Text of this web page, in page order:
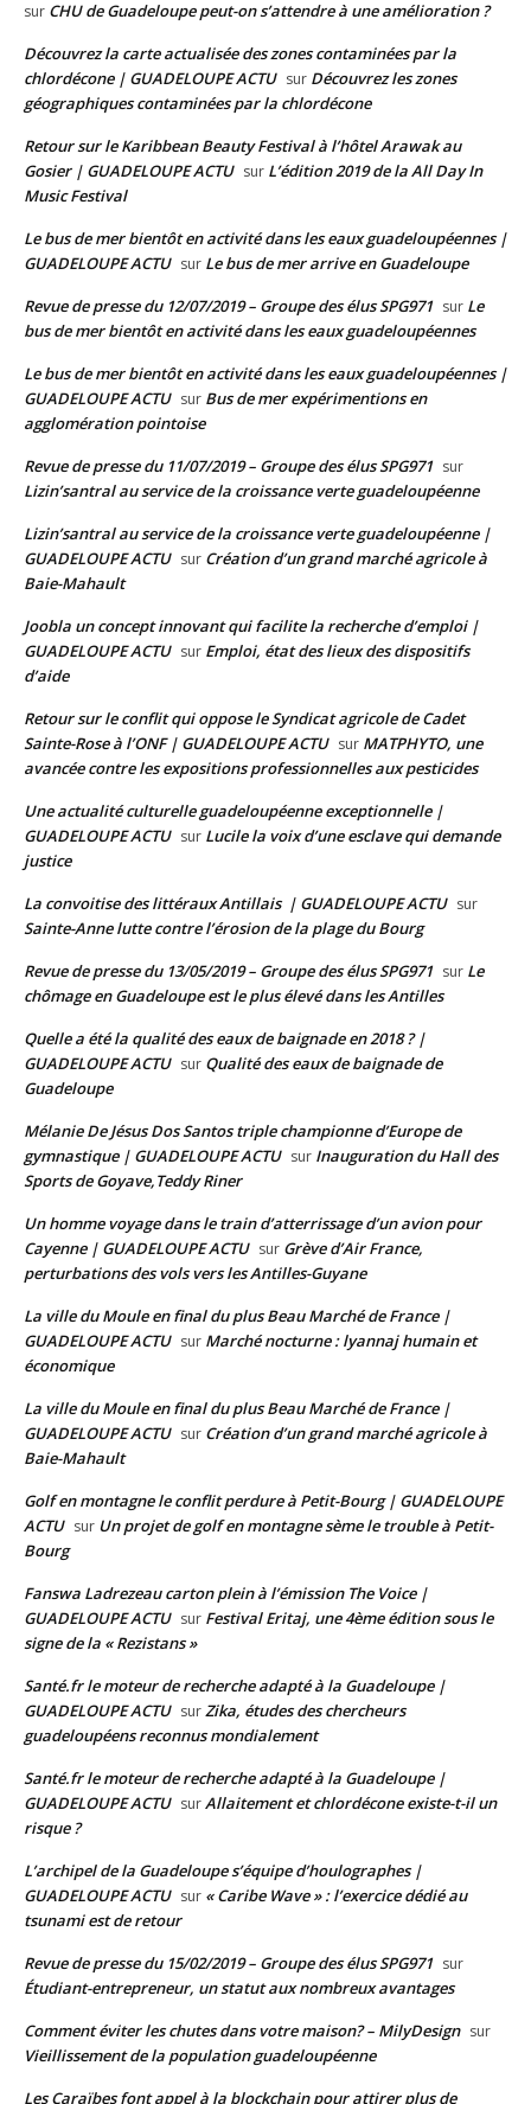
sur CHU de Guadeloupe peut-on s’attendre à une amélioration ?
Découvrez la carte actualisée des zones contaminées par la
chlordécone | GUADELOUPE ACTU sur Découvrez les zones
géographiques contaminées par la chlordécone
Retour sur le Karibbean Beauty Festival à l’hôtel Arawak au
Gosier | GUADELOUPE ACTU sur L’édition 2019 de la All Day In
Music Festival
Le bus de mer bientôt en activité dans les eaux guadeloupéennes |
GUADELOUPE ACTU sur Le bus de mer arrive en Guadeloupe
Revue de presse du 12/07/2019 – Groupe des élus SPG971 sur Le
bus de mer bientôt en activité dans les eaux guadeloupéennes
Le bus de mer bientôt en activité dans les eaux guadeloupéennes |
GUADELOUPE ACTU sur Bus de mer expérimentions en
agglomération pointoise
Revue de presse du 11/07/2019 – Groupe des élus SPG971 sur
Lizin’santral au service de la croissance verte guadeloupéenne
Lizin’santral au service de la croissance verte guadeloupéenne |
GUADELOUPE ACTU sur Création d’un grand marché agricole à
Baie-Mahault
Joobla un concept innovant qui facilite la recherche d’emploi |
GUADELOUPE ACTU sur Emploi, état des lieux des dispositifs
d’aide
Retour sur le conflit qui oppose le Syndicat agricole de Cadet
Sainte-Rose à l’ONF | GUADELOUPE ACTU sur MATPHYTO, une
avancée contre les expositions professionnelles aux pesticides
Une actualité culturelle guadeloupéenne exceptionnelle |
GUADELOUPE ACTU sur Lucile la voix d’une esclave qui demande
justice
La convoitise des littéraux Antillais | GUADELOUPE ACTU sur
Sainte-Anne lutte contre l’érosion de la plage du Bourg
Revue de presse du 13/05/2019 – Groupe des élus SPG971 sur Le
chômage en Guadeloupe est le plus élevé dans les Antilles
Quelle a été la qualité des eaux de baignade en 2018 ? |
GUADELOUPE ACTU sur Qualité des eaux de baignade de
Guadeloupe
Mélanie De Jésus Dos Santos triple championne d’Europe de
gymnastique | GUADELOUPE ACTU sur Inauguration du Hall des
Sports de Goyave,Teddy Riner
Un homme voyage dans le train d’atterrissage d’un avion pour
Cayenne | GUADELOUPE ACTU sur Grève d’Air France,
perturbations des vols vers les Antilles-Guyane
La ville du Moule en final du plus Beau Marché de France |
GUADELOUPE ACTU sur Marché nocturne : lyannaj humain et
économique
La ville du Moule en final du plus Beau Marché de France |
GUADELOUPE ACTU sur Création d’un grand marché agricole à
Baie-Mahault
Golf en montagne le conflit perdure à Petit-Bourg | GUADELOUPE
ACTU sur Un projet de golf en montagne sème le trouble à Petit-
Bourg
Fanswa Ladrezeau carton plein à l’émission The Voice |
GUADELOUPE ACTU sur Festival Eritaj, une 4ème édition sous le
signe de la « Rezistans »
Santé.fr le moteur de recherche adapté à la Guadeloupe |
GUADELOUPE ACTU surZika, études des chercheurs
guadeloupéens reconnus mondialement
Santé.fr le moteur de recherche adapté à la Guadeloupe |
GUADELOUPE ACTU surAllaitement et chlordécone existe-t-il un
risque ?
L’archipel de la Guadeloupe s’équipe d’houlographes |
GUADELOUPE ACTU sur « Caribe Wave » : l’exercice dédié au
tsunami est de retour
Revue de presse du 15/02/2019 – Groupe des élus SPG971 sur
Étudiant-entrepreneur, un statut aux nombreux avantages
Comment éviter les chutes dans votre maison? – MilyDesign sur
Vieillissement de la population guadeloupéenne
Les Caraïbes font appel à la blockchain pour attirer plus de